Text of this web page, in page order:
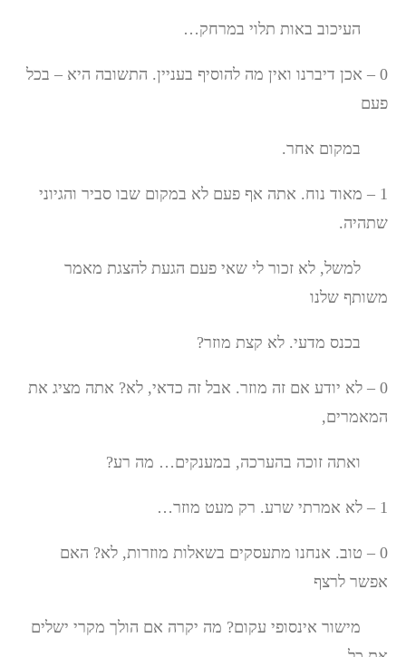
העיכוב באות תלוי במרחק…
0 – אכן דיברנו ואין מה להוסיף בעניין. התשובה היא – בכל
פעם
במקום אחר.
1 – מאוד נוח. אתה אף פעם לא במקום שבו סביר והגיוני
שתהיה.
למשל, לא זכור לי שאי פעם הגעת להצגת מאמר
משותף שלנו
בכנס מדעי. לא קצת מוזר?
0 – לא יודע אם זה מוזר. אבל זה כדאי, לא? אתה מציג את
המאמרים,
ואתה זוכה בהערכה, במענקים… מה רע?
1 – לא אמרתי שרע. רק מעט מוזר…
0 – טוב. אנחנו מתעסקים בשאלות מוזרות, לא? האם
אפשר לרצף
מישור אינסופי עקום? מה יקרה אם הולך מקרי ישלים